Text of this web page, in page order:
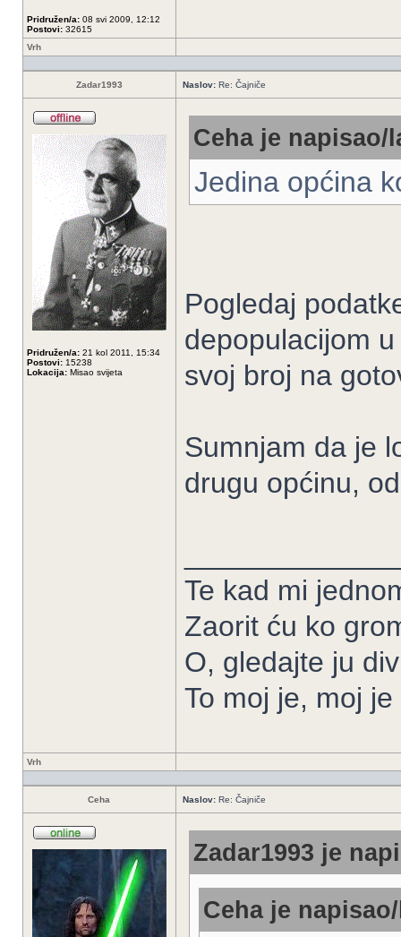
Pridružen/a: 08 svi 2009, 12:12
Postovi: 32615
Vrh
Zadar1993 Naslov: Re: Čajniče
Pridružen/a: 21 kol 2011, 15:34
Postovi: 15238
Lokacija: Misao svijeta
Ceha je napisao/
Jedina općina
Pogledaj
depopulacijom
svoj broj na
Sumnjam da je
drugu općinu,
Te kad mi
Zaorit ću ko
O, gledajte ju
To moj je, moj
Vrh
Ceha Naslov: Re: Čajniče
Zadar1993 je
Ceha je